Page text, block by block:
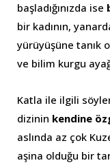
başladığınızda ise
bir kadının,
yürüyüşüne tanık
ve bilim kurgu
Katla ile ilgili
dizinin kendine
aslında az çok
aşina olduğu bir